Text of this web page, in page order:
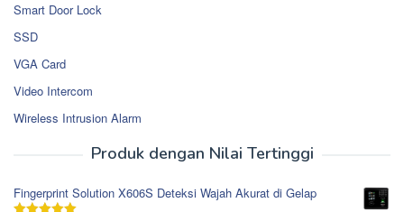
Smart Door Lock
SSD
VGA Card
Video Intercom
Wireless Intrusion Alarm
Produk dengan Nilai Tertinggi
Fingerprint Solution X606S Deteksi Wajah Akurat di Gelap